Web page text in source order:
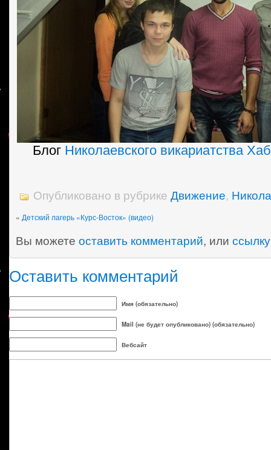
Блог Николаевского викариатства
Опубликовано в рубрике Движение,
« Детский лагерь «Курс-Восток» (видео)
Вы можете оставить комментарий, или ссылку
Оставить комментарий
Имя (обязательно)
Mail (не будет опубликовано) (обязательно)
Вебсайт